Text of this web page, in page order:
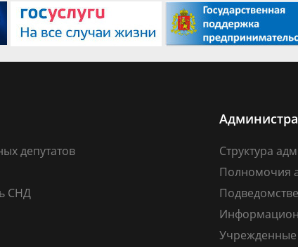
депутатов
СНД
Структура
Полномочия